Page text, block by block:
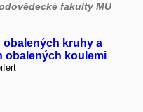
fakulty MU
obalených kruhy a
obalených koulemi